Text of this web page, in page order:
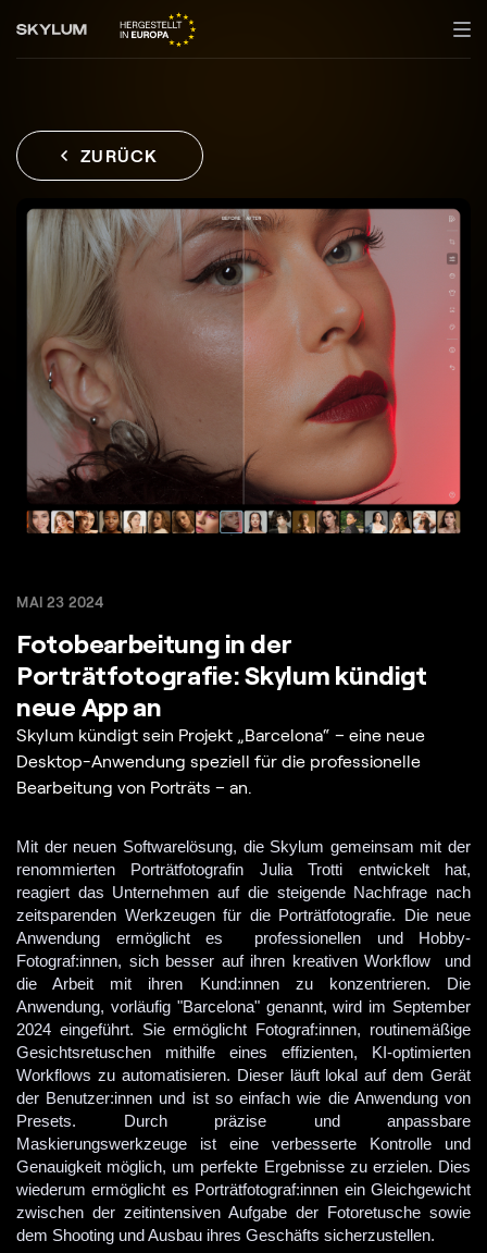
ZURÜCK
MAI 23 2024
Fotobearbeitung in der
Porträtfotografie: Skylum kündigt
neue App an
Skylum kündigt sein Projekt „Barcelona“ – eine neue
Desktop-Anwendung speziell für die professionelle
Bearbeitung von Porträts – an.
Mit der neuen Softwarelösung, die Skylum gemeinsam mit der
renommierten Porträtfotografin Julia Trotti entwickelt hat,
reagiert das Unternehmen auf die steigende Nachfrage nach
zeitsparenden Werkzeugen für die Porträtfotografie. Die neue
Anwendung ermöglicht es  professionellen und Hobby-
Fotograf:innen, sich besser auf ihren kreativen Workflow  und
die Arbeit mit ihren Kund:innen zu konzentrieren. Die
Anwendung, vorläufig "Barcelona" genannt, wird im September
2024 eingeführt. Sie ermöglicht Fotograf:innen, routinemäßige
Gesichtsretuschen mithilfe eines effizienten, KI-optimierten
Workflows zu automatisieren. Dieser läuft lokal auf dem Gerät
der Benutzer:innen und ist so einfach wie die Anwendung von
Presets. Durch präzise und anpassbare
Maskierungswerkzeuge ist eine verbesserte Kontrolle und
Genauigkeit möglich, um perfekte Ergebnisse zu erzielen. Dies
wiederum ermöglicht es Porträtfotograf:innen ein Gleichgewicht
zwischen der zeitintensiven Aufgabe der Fotoretusche sowie
dem Shooting und Ausbau ihres Geschäfts sicherzustellen.